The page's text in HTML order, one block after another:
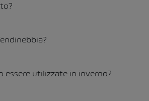
essere utilizzate in inverno?